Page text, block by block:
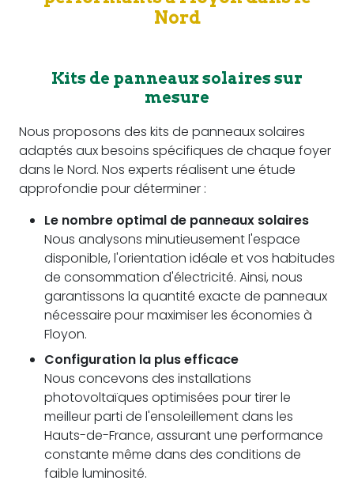
Nord
Kits de panneaux solaires sur
mesure
Nous proposons des kits de panneaux solaires
adaptés aux besoins spécifiques de chaque foyer
dans le Nord. Nos experts réalisent une étude
approfondie pour déterminer :
Le nombre optimal de panneaux solaires
Nous analysons minutieusement l'espace
disponible, l'orientation idéale et vos habitudes
de consommation d'électricité. Ainsi, nous
garantissons la quantité exacte de panneaux
nécessaire pour maximiser les économies à
Floyon.
Configuration la plus efficace
Nous concevons des installations
photovoltaïques optimisées pour tirer le
meilleur parti de l'ensoleillement dans les
Hauts-de-France, assurant une performance
constante même dans des conditions de
faible luminosité.